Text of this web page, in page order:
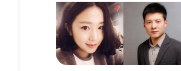
女, 江西抚州, 161cm, 离异, 公务员
希望找一个性格开朗聊得来，有稳定工作的另一
半，因为我工作比较稳定所以不希望两个人离的太
远。（没头像的别发信息给我）
跟TA联系